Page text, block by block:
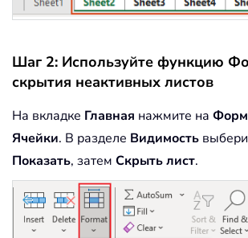
Шаг 2: Используйте функцию
скрытия неактивных листов
На вкладке Главная нажмите на
Ячейки. В разделе Видимость
Показать, затем Скрыть лист.